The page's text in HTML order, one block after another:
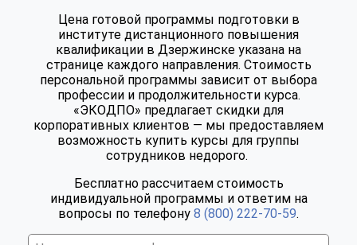
Цена готовой программы подготовки в
институте дистанционного повышения
квалификации в Дзержинске указана на
странице каждого направления. Стоимость
персональной программы зависит от выбора
профессии и продолжительности курса.
«ЭКОДПО» предлагает скидки для
корпоративных клиентов — мы предоставляем
возможность купить курсы для группы
сотрудников недорого.
Бесплатно рассчитаем стоимость
индивидуальной программы и ответим на
вопросы по телефону 8 (800) 222-70-59.